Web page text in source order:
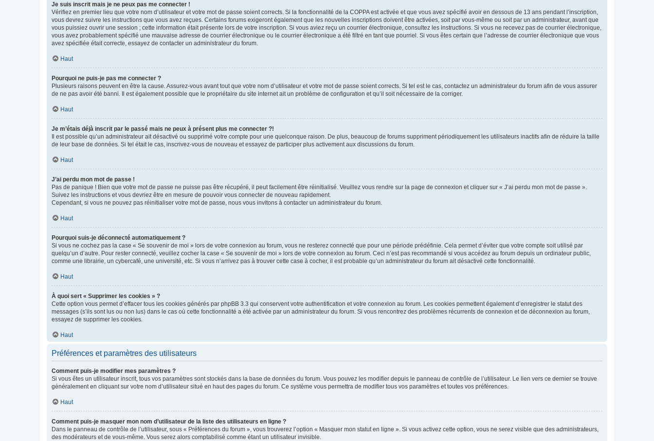
Je suis inscrit mais je ne peux pas me connecter !
Vérifiez en premier lieu que votre nom d’utilisateur et votre mot de passe soient corrects. Si la fonctionnalité de la COPPA est activée et que vous avez spécifié avoir en dessous de 13 ans pendant l’inscription,
vous devrez suivre les instructions que vous avez reçues. Certains forums exigeront également que les nouvelles inscriptions doivent être activées, soit par vous-même ou soit par un administrateur, avant que
vous puissiez ouvrir une session ; cette information était présente lors de votre inscription. Si vous aviez reçu un courrier électronique, consultez les instructions. Si vous ne recevez pas de courrier électronique,
vous avez probablement spécifié une mauvaise adresse de courrier électronique ou le courrier électronique a été filtré en tant que pourriel. Si vous êtes certain que l’adresse de courrier électronique que vous
avez spécifiée était correcte, essayez de contacter un administrateur du forum.
Haut
Pourquoi ne puis-je pas me connecter ?
Plusieurs raisons peuvent en être la cause. Assurez-vous avant tout que votre nom d’utilisateur et votre mot de passe soient corrects. Si tel est le cas, contactez un administrateur du forum afin de vous assurer
de ne pas avoir été banni. Il est également possible que le propriétaire du site internet ait un problème de configuration et qu’il soit nécessaire de la corriger.
Haut
Je m’étais déjà inscrit par le passé mais ne peux à présent plus me connecter ?!
Il est possible qu’un administrateur ait désactivé ou supprimé votre compte pour une quelconque raison. De plus, beaucoup de forums suppriment périodiquement les utilisateurs inactifs afin de réduire la taille
de leur base de données. Si tel était le cas, inscrivez-vous de nouveau et essayez de participer plus activement aux discussions du forum.
Haut
J’ai perdu mon mot de passe !
Pas de panique ! Bien que votre mot de passe ne puisse pas être récupéré, il peut facilement être réinitialisé. Veuillez vous rendre sur la page de connexion et cliquer sur « J’ai perdu mon mot de passe ».
Suivez les instructions et vous devriez être en mesure de pouvoir vous connecter de nouveau rapidement.
Cependant, si vous ne pouvez pas réinitialiser votre mot de passe, nous vous invitons à contacter un administrateur du forum.
Haut
Pourquoi suis-je déconnecté automatiquement ?
Si vous ne cochez pas la case « Se souvenir de moi » lors de votre connexion au forum, vous ne resterez connecté que pour une période prédéfinie. Cela permet d’éviter que votre compte soit utilisé par
quelqu’un d’autre. Pour rester connecté, veuillez cocher la case « Se souvenir de moi » lors de votre connexion au forum. Ceci n’est pas recommandé si vous accédez au forum depuis un ordinateur public,
comme une librairie, un cybercafé, une université, etc. Si vous n’arrivez pas à trouver cette case à cocher, il est probable qu’un administrateur du forum ait désactivé cette fonctionnalité.
Haut
À quoi sert « Supprimer les cookies » ?
Cette option vous permet d’effacer tous les cookies générés par phpBB 3.3 qui conservent votre authentification et votre connexion au forum. Les cookies permettent également d’enregistrer le statut des
messages (s’ils sont lus ou non lus) dans le cas où cette fonctionnalité a été activée par un administrateur du forum. Si vous rencontrez des problèmes récurrents de connexion et de déconnexion au forum,
essayez de supprimer les cookies.
Haut
Préférences et paramètres des utilisateurs
Comment puis-je modifier mes paramètres ?
Si vous êtes un utilisateur inscrit, tous vos paramètres sont stockés dans la base de données du forum. Vous pouvez les modifier depuis le panneau de contrôle de l’utilisateur. Le lien vers ce dernier se trouve
généralement en cliquant sur votre nom d’utilisateur situé en haut des pages du forum. Ce système vous permettra de modifier tous vos paramètres et toutes vos préférences.
Haut
Comment puis-je masquer mon nom d’utilisateur de la liste des utilisateurs en ligne ?
Dans le panneau de contrôle de l’utilisateur, sous « Préférences du forum », vous trouverez l’option « Masquer mon statut en ligne ». Si vous activez cette option, vous ne serez visible que des administrateurs,
des modérateurs et de vous-même. Vous serez alors comptabilisé comme étant un utilisateur invisible.